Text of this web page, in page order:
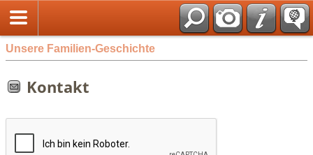
Unsere Familien-Geschichte
Kontakt